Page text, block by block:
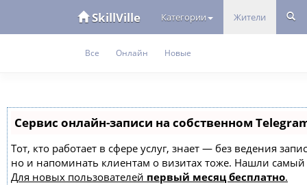
SkillVille Категории Жители
Все Онлайн Новые
Сервис онлайн-записи на собственном
Тот, кто работает в сфере услуг, знает — без ведения
но и напоминать клиентам о визитах тоже. Нашли
Для новых пользователей первый месяц бесплатно.